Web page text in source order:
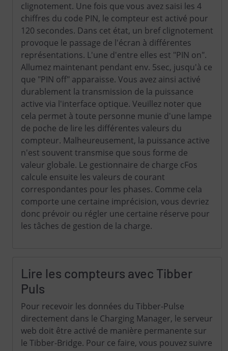
clignotement. Une fois que vous avez saisi les 4
chiffres du code PIN, le compteur est activé pour
120 secondes. Dans cet état, un bref clignotement
provoque le passage de l'écran à différentes
représentations. L'une d'entre elles est "PIN on".
Allumez maintenant pendant env. 5sec, jusqu'à ce
que "PIN off" apparaisse. Vous avez ainsi activé
durablement la transmission de la puissance
active via l'interface optique. Veuillez noter que
cela permet à toute personne munie d'une lampe
de poche de lire les différentes valeurs du
compteur. Malheureusement, la puissance active
n'est souvent transmise que sous forme de
valeur globale. Le gestionnaire de charge cFos
calcule ensuite les valeurs de courant
correspondantes pour les phases. Comme cela
comporte une certaine imprécision, vous devriez
donc prévoir ou régler une certaine réserve pour
les tâches de gestion de la charge.
Lire les compteurs avec Tibber
Puls
Pour recevoir les données du Tibber-Pulse
directement dans le Charging Manager, le serveur
web doit être activé de manière permanente sur
le Tibber-Bridge. Pour ce faire, vous pouvez suivre